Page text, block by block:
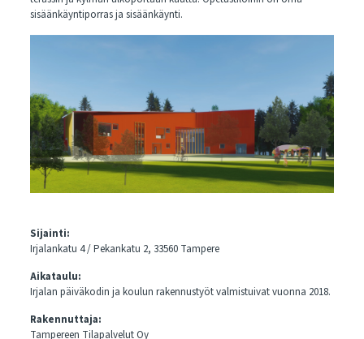
sisäänkäyntiporras ja sisäänkäynti.
Sijainti:
Irjalankatu 4 / Pekankatu 2, 33560 Tampere
Aikataulu:
Irjalan päiväkodin ja koulun rakennustyöt valmistuivat vuonna 2018.
Rakennuttaja:
Tampereen Tilapalvelut Oy